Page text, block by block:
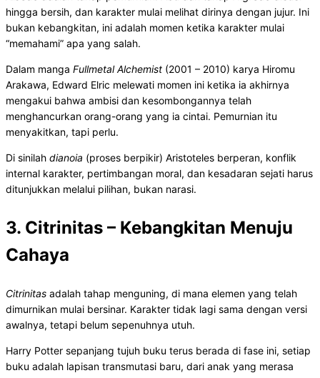
hingga bersih, dan karakter mulai melihat dirinya dengan jujur. Ini
bukan kebangkitan, ini adalah momen ketika karakter mulai
“memahami” apa yang salah.
Dalam manga Fullmetal Alchemist (2001 – 2010) karya Hiromu
Arakawa, Edward Elric melewati momen ini ketika ia akhirnya
mengakui bahwa ambisi dan kesombongannya telah
menghancurkan orang-orang yang ia cintai. Pemurnian itu
menyakitkan, tapi perlu.
Di sinilah dianoia (proses berpikir) Aristoteles berperan, konflik
internal karakter, pertimbangan moral, dan kesadaran sejati harus
ditunjukkan melalui pilihan, bukan narasi.
3. Citrinitas – Kebangkitan Menuju
Cahaya
Citrinitas adalah tahap menguning, di mana elemen yang telah
dimurnikan mulai bersinar. Karakter tidak lagi sama dengan versi
awalnya, tetapi belum sepenuhnya utuh.
Harry Potter sepanjang tujuh buku terus berada di fase ini, setiap
buku adalah lapisan transmutasi baru, dari anak yang merasa